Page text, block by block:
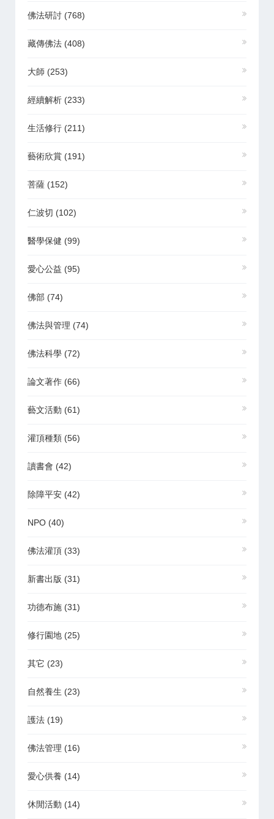
佛法研討 (768)
藏傳佛法 (408)
大師 (253)
經續解析 (233)
生活修行 (211)
藝術欣賞 (191)
菩薩 (152)
仁波切 (102)
醫學保健 (99)
愛心公益 (95)
佛部 (74)
佛法與管理 (74)
佛法科學 (72)
論文著作 (66)
藝文活動 (61)
灌頂種類 (56)
讀書會 (42)
除障平安 (42)
NPO (40)
佛法灌頂 (33)
新書出版 (31)
功德布施 (31)
修行園地 (25)
其它 (23)
自然養生 (23)
護法 (19)
佛法管理 (16)
愛心供養 (14)
休閒活動 (14)